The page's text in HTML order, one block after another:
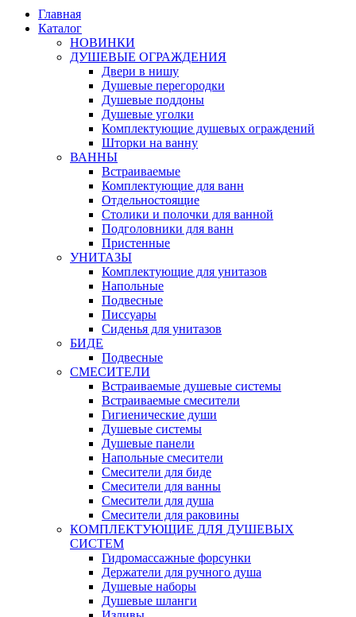
Главная
Каталог
НОВИНКИ
ДУШЕВЫЕ ОГРАЖДЕНИЯ
Двери в нишу
Душевые перегородки
Душевые поддоны
Душевые уголки
Комплектующие душевых ограждений
Шторки на ванну
ВАННЫ
Встраиваемые
Комплектующие для ванн
Отдельностоящие
Столики и полочки для ванной
Подголовники для ванн
Пристенные
УНИТАЗЫ
Комплектующие для унитазов
Напольные
Подвесные
Писсуары
Сиденья для унитазов
БИДЕ
Подвесные
СМЕСИТЕЛИ
Встраиваемые душевые системы
Встраиваемые смесители
Гигиенические души
Душевые системы
Душевые панели
Напольные смесители
Смесители для биде
Смесители для ванны
Смесители для душа
Смесители для раковины
КОМПЛЕКТУЮЩИЕ ДЛЯ ДУШЕВЫХ
СИСТЕМ
Гидромассажные форсунки
Держатели для ручного душа
Душевые наборы
Душевые шланги